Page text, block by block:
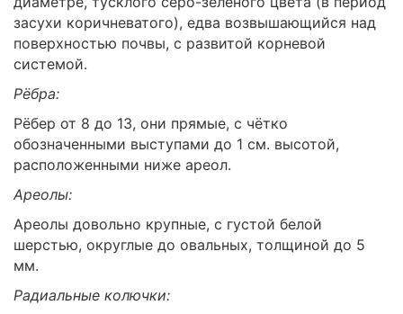
засухи коричневатого), едва возвышающийся над
поверхностью почвы, с развитой корневой
системой.
Рёбра:
Рёбер от 8 до 13, они прямые, с чётко
обозначенными выступами до 1 см. высотой,
расположенными ниже ареол.
Ареолы:
Ареолы довольно крупные, с густой белой
шерстью, округлые до овальных, толщиной до 5
мм.
Радиальные колючки: